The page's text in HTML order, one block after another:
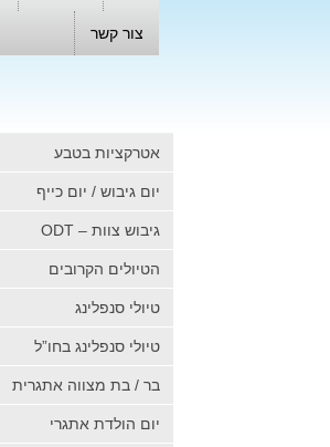
צור קשר
אטרקציות בטבע
יום גיבוש / יום כייף
גיבוש צוות – ODT
הטיולים הקרובים
טיולי סנפלינג
טיולי סנפלינג בחו”ל
בר / בת מצווה אתגרית
יום הולדת אתגרי